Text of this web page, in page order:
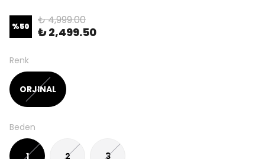
%50 ₺ 4,999.00
₺ 2,499.50
Renk
ORJINAL
Beden
1 2 3